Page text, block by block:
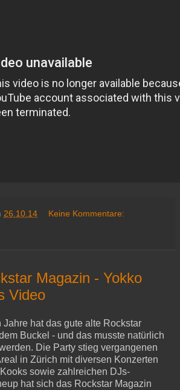
26.10.14 Keine Kommentare:
Magazin - Yokko
Video
hat das gute alte Rockstar
Buckel - und das musste natürlich
Die Party stieg vergangenen
in Zürich mit diversen Konzerten
sowie zahlreichen DJs-
hat sich das Rockstar Magazin